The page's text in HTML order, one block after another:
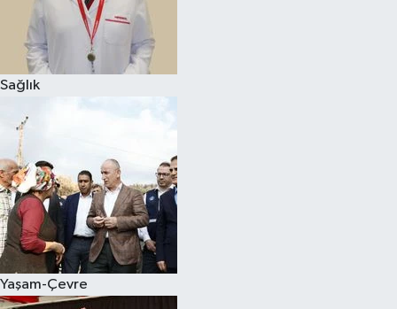
Sağlık
Yaşam-Çevre